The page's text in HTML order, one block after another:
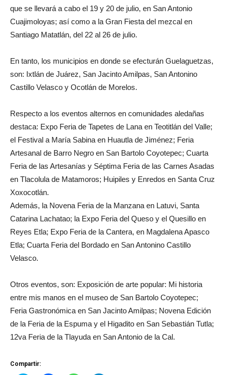
que se llevará a cabo el 19 y 20 de julio, en San Antonio
Cuajimoloyas; así como a la Gran Fiesta del mezcal en
Santiago Matatlán, del 22 al 26 de julio.
En tanto, los municipios en donde se efecturán Guelaguetzas,
son: Ixtlán de Juárez, San Jacinto Amilpas, San Antonino
Castillo Velasco y Ocotlán de Morelos.
Respecto a los eventos alternos en comunidades aledañas
destaca: Expo Feria de Tapetes de Lana en Teotitlán del Valle;
el Festival a María Sabina en Huautla de Jiménez; Feria
Artesanal de Barro Negro en San Bartolo Coyotepec; Cuarta
Feria de las Artesanías y Séptima Feria de las Carnes Asadas
en Tlacolula de Matamoros; Huipiles y Enredos en Santa Cruz
Xoxocotlán.
Además, la Novena Feria de la Manzana en Latuvi, Santa
Catarina Lachatao; la Expo Feria del Queso y el Quesillo en
Reyes Etla; Expo Feria de la Cantera, en Magdalena Apasco
Etla; Cuarta Feria del Bordado en San Antonino Castillo
Velasco.
Otros eventos, son: Exposición de arte popular: Mi historia
entre mis manos en el museo de San Bartolo Coyotepec;
Feria Gastronómica en San Jacinto Amilpas; Novena Edición
de la Feria de la Espuma y el Higadito en San Sebastián Tutla;
12va Feria de la Tlayuda en San Antonio de la Cal.
Compartir: